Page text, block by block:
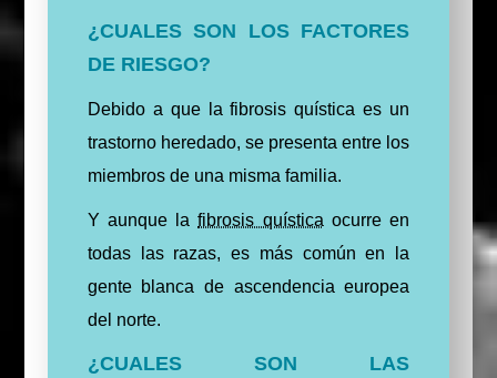
¿CUALES SON LOS FACTORES
DE RIESGO?
Debido a que la fibrosis quística es un
trastorno heredado, se presenta entre los
miembros de una misma familia.
Y aunque lafibrosis quística ocurre en
todas las razas, es más común en la
gente blanca de ascendencia europea
del norte.
¿CUALES SON LAS